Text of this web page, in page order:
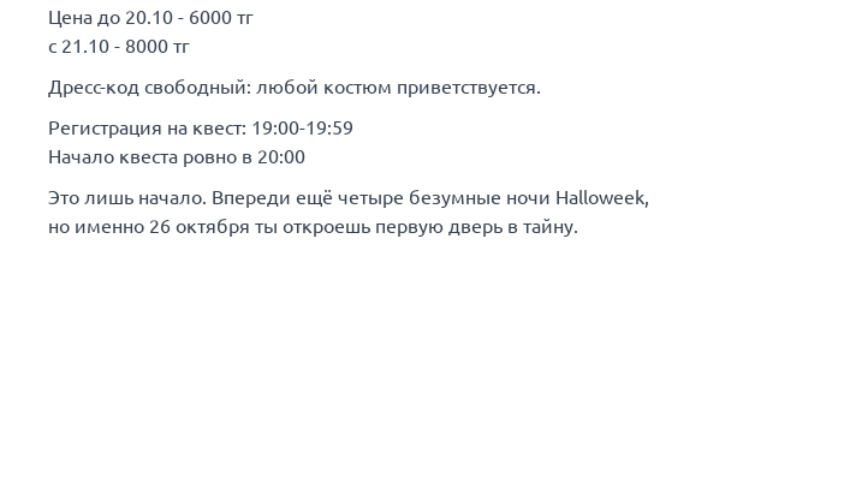
Цена до 20.10 - 6000 тг
с 21.10 - 8000 тг
Дресс-код свободный: любой костюм приветствуется.
Регистрация на квест: 19:00-19:59
Начало квеста ровно в 20:00
Это лишь начало. Впереди ещё четыре безумные ночи Halloweek,
но именно 26 октября ты откроешь первую дверь в тайну.